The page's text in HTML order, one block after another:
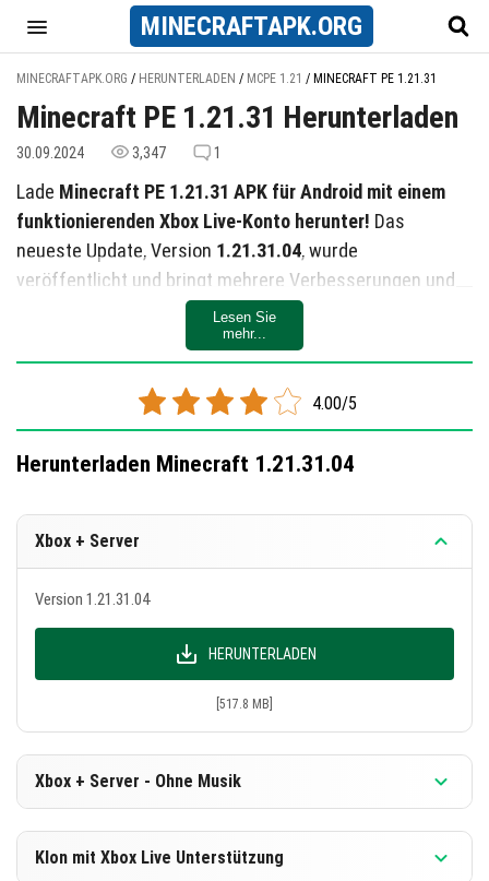
MINECRAFTAPK.ORG
MINECRAFTAPK.ORG / HERUNTERLADEN / MCPE 1.21 / MINECRAFT PE 1.21.31
Minecraft PE 1.21.31 Herunterladen
30.09.2024 3,347 1
Lade Minecraft PE 1.21.31 APK für Android mit einem
funktionierenden Xbox Live-Konto herunter! Das
neueste Update, Version 1.21.31.04, wurde
veröffentlicht und bringt mehrere Verbesserungen und
Wichtige Fehlerbehebungen
Dieses Update behebt zahlreiche Probleme:
Spielabstürze während des Spiels wurden behoben.
Der Handel mit Dorfbewohnern funktioniert jetzt
Ältester erkennen Block- und Objektnamen genau.
Transparente Objekte zeigen die richtigen Texturen
an.
Rüstungsgestelle lassen nach einem Neustart oder
einer Änderung der Messung keine unteren Blöcke
Verbesserungen!
Lesen Sie
mehr...
4.00/5
Herunterladen Minecraft 1.21.31.04
Xbox + Server
Version 1.21.31.04
HERUNTERLADEN
[517.8 MB]
Xbox + Server - Ohne Musik
Klon mit Xbox Live Unterstützung